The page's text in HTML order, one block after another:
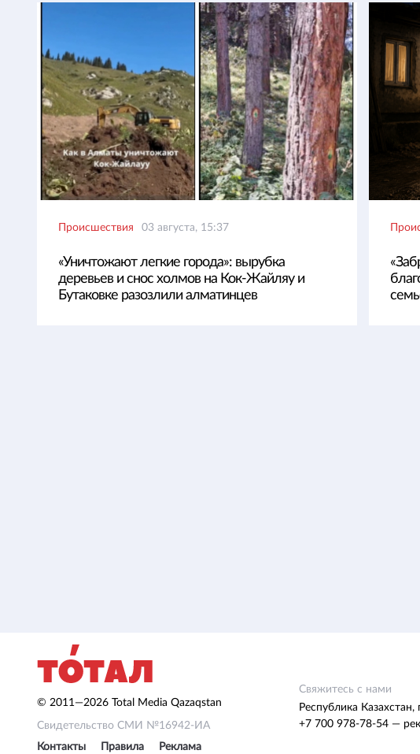
Происшествия 03 августа, 15:37
«Уничтожают легкие города»: вырубка
деревьев и снос холмов на Кок-Жайляу и
Бутаковке разозлили алматинцев
© 2011—2026 Total Media Qazaqstan
Свидетельство СМИ №16942-ИА
Контакты
Правила Реклама
Свяжитесь с нами
Республика
+7 700 978-78-54 —